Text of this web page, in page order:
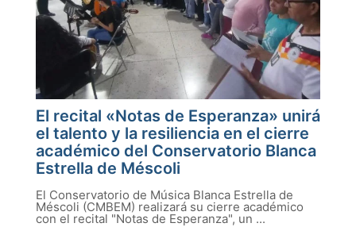
El recital «Notas de Esperanza» unirá
el talento y la resiliencia en el cierre
académico del Conservatorio Blanca
Estrella de Méscoli
El Conservatorio de Música Blanca Estrella de
Méscoli (CMBEM) realizará su cierre académico
con el recital "Notas de Esperanza", un ...